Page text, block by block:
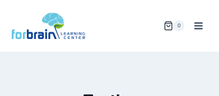
content
0